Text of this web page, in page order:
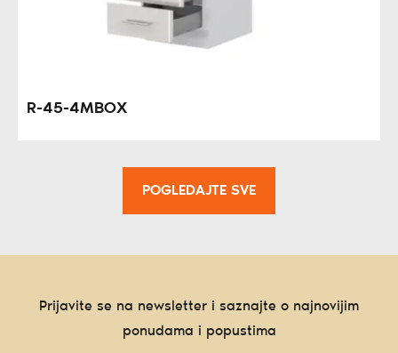
R-45-4MBOX
POGLEDAJTE SVE
Prijavite se na newsletter i saznajte o najnovijim
ponudama i popustima